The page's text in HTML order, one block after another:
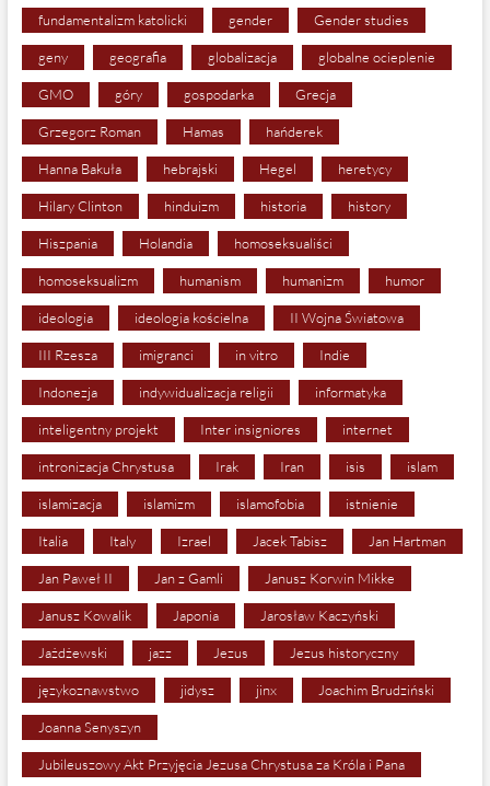
fundamentalizm katolicki gender Gender studies
geny geografia globalizacja globalne ocieplenie
GMO góry gospodarka Grecja
Grzegorz Roman Hamas hańderek
Hanna Bakuła hebrajski Hegel heretycy
Hilary Clinton hinduizm historia history
Hiszpania Holandia homoseksualiści
homoseksualizm humanism humanizm humor
ideologia ideologia kościelna II Wojna Światowa
III Rzesza imigranci in vitro Indie
Indonezja indywidualizacja religii informatyka
inteligentny projekt Inter insigniores internet
intronizacja Chrystusa Irak Iran isis islam
islamizacja islamizm islamofobia istnienie
Italia Italy Izrael Jacek Tabisz Jan Hartman
Jan Paweł II Jan z Gamli Janusz Korwin Mikke
Janusz Kowalik Japonia Jarosław Kaczyński
Jażdżewski jazz Jezus Jezus historyczny
językoznawstwo jidysz jinx Joachim Brudziński
Joanna Senyszyn
Jubileuszowy Akt Przyjęcia Jezusa Chrystusa za Króla i Pana